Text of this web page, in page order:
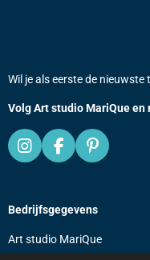
Wil je als eerste de
Volg Art studio MariQue en
I
n
a
r
F
a
b
o
P
i
e
e
Bedrijfsgegevens
Art studio MariQue